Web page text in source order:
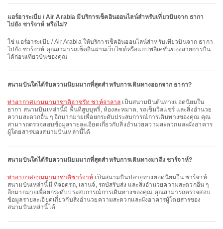
แอร์อาระเบีย / Air Arabia มีบริการเช็คอินออนไลน์สำหรับเที่ยวบินจาก ธากา
ไปยัง ชาร์จาห์ หรือไม่?
ใช่ แอร์อาระเบีย / Air Arabia ให้บริการเช็คอินออนไลน์สำหรับเที่ยวบินจาก ธากา
ไปยัง ชาร์จาห์ คุณสามารถเช็คอินผ่านเว็บไซต์หรือแอปพลิเคชันของสายการบิน
ได้ก่อนเที่ยวบินของคุณ
สนามบินใดได้รับความนิยมมากที่สุดสำหรับการเดินทางออกจาก ธากา?
ท่าอากาศยานนานาชาติฮาซรัท ชาห์จาลาล เป็นสนามบินต้นทางยอดนิยมใน
ธากา สนามบินเหล่านี้มี พื้นที่สูบบุหรี่, ห้องละหมาด, รถเข็นวีลแชร์ และสิ่งอำนวย
ความสะดวกอื่น ๆ อีกมากมายเพื่อยกระดับประสบการณ์การเดินทางของคุณ คุณ
สามารถตรวจสอบข้อมูลรายละเอียดเกี่ยวกับสิ่งอำนวยความสะดวกและผังอาคาร
ผู้โดยสารของสนามบินเหล่านี้ได้
สนามบินใดได้รับความนิยมมากที่สุดสำหรับการเดินทางมาถึง ชาร์จาห์?
ท่าอากาศยานนานาชาติชาร์จาห์ เป็นสนามบินปลายทางยอดนิยมใน ชาร์จาห์
สนามบินเหล่านี้มี ที่จอดรถ, เลานจ์, รถบัสรับส่ง และสิ่งอำนวยความสะดวกอื่น ๆ
อีกมากมายเพื่อยกระดับประสบการณ์การเดินทางของคุณ คุณสามารถตรวจสอบ
ข้อมูลรายละเอียดเกี่ยวกับสิ่งอำนวยความสะดวกและผังอาคารผู้โดยสารของ
สนามบินเหล่านี้ได้